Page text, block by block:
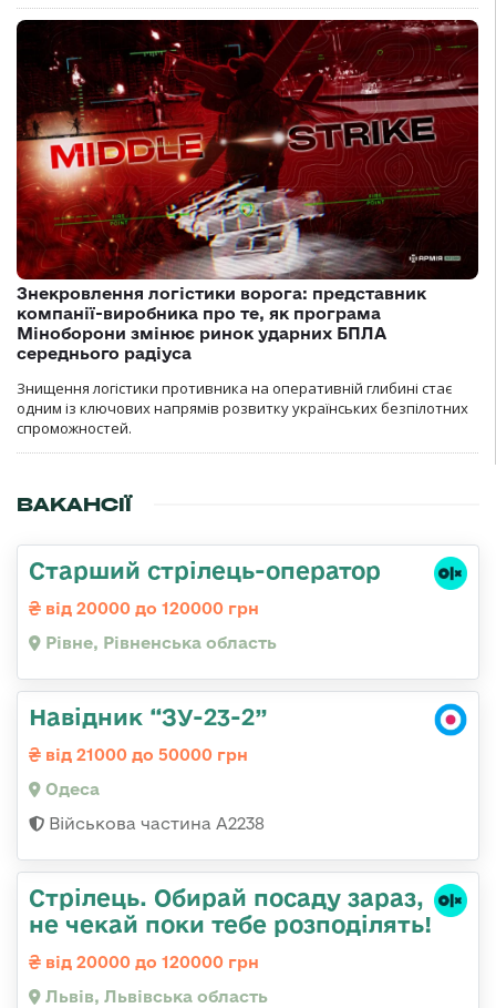
Знекровлення логістики ворога: представник
компанії-виробника про те, як програма
Міноборони змінює ринок ударних БПЛА
середнього радіуса
Знищення логістики противника на оперативній глибині стає
одним із ключових напрямів розвитку українських безпілотних
спроможностей.
ВАКАНСІЇ
Старший стрілець-оператор
від 20000 до 120000 грн
Рівне, Рівненська область
Навідник “ЗУ-23-2”
від 21000 до 50000 грн
Одеса
Військова частина А2238
Стрілець. Обирай посаду зараз,
не чекай поки тебе розподілять!
від 20000 до 120000 грн
Львів, Львівська область